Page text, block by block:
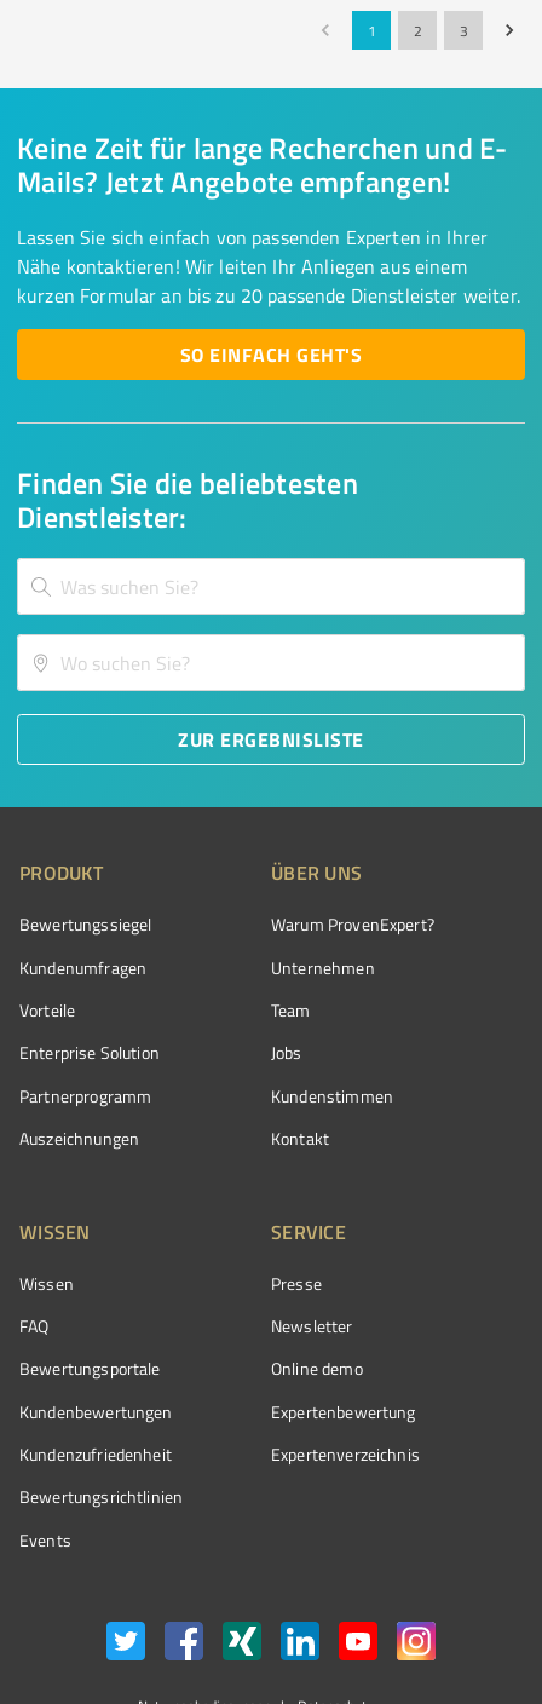
1 2 3
Finden Sie die beliebtesten
Dienstleister:
ZUR ERGEBNISLISTE
Keine Zeit für lange Recherchen und E-
Mails? Jetzt Angebote empfangen!
Lassen Sie sich einfach von passenden Experten in Ihrer
Nähe kontaktieren! Wir leiten Ihr Anliegen aus einem
kurzen Formular an bis zu 20 passende Dienstleister weiter.
SO EINFACH GEHT'S
PRODUKT
Bewertungssiegel
Kundenumfragen
Vorteile
Enterprise Solution
Partnerprogramm
Auszeichnungen
ÜBER UNS
Warum ProvenExpert?
Unternehmen
Team
Jobs
Kundenstimmen
Kontakt
WISSEN
Wissen
FAQ
Bewertungsportale
Kundenbewertungen
Kundenzufriedenheit
Bewertungs­richtlinien
Events
SERVICE
Presse
Newsletter
Online demo
Expertenbewertung
Expertenverzeichnis